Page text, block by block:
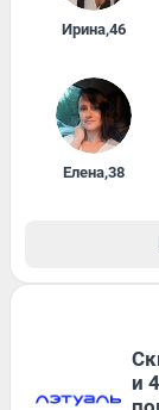
Ирина,46
Елена,38
и